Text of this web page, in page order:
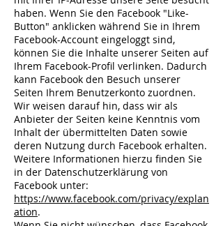
haben. Wenn Sie den Facebook "Like-
Button" anklicken während Sie in Ihrem
Facebook-Account eingeloggt sind,
können Sie die Inhalte unserer Seiten auf
Ihrem Facebook-Profil verlinken. Dadurch
kann Facebook den Besuch unserer
Seiten Ihrem Benutzerkonto zuordnen.
Wir weisen darauf hin, dass wir als
Anbieter der Seiten keine Kenntnis vom
Inhalt der übermittelten Daten sowie
deren Nutzung durch Facebook erhalten.
Weitere Informationen hierzu finden Sie
in der Datenschutzerklärung von
Facebook unter:
https://www.facebook.com/privacy/explan
ation.